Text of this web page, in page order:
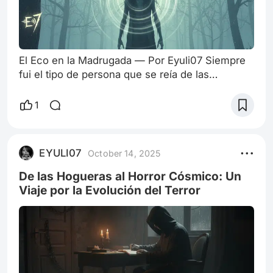
El Eco en la Madrugada — Por Eyuli07 Siempre
fui el tipo de persona que se reía de las
¿Espíritus? Cosas de la imaginación. Hasta que
estaba despierto, terminando un trabajo, cuando
lo escuché. Toc. Toc. Toc. Tres golpes lentos y
pesados en la puerta del salón.
1
EYULI07 October 14, 2025
De las Hogueras al Horror Cósmico: Un
Viaje por la Evolución del Terror